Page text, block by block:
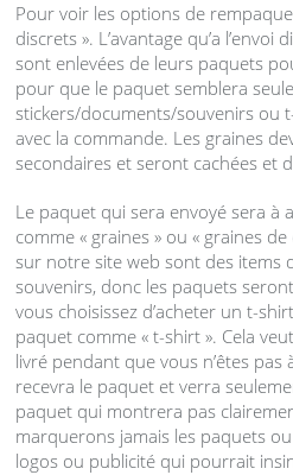
Pour voir les options de
discrets ». L’avantage qu’a l’envoi
sont enlevées de leurs paquets
pour que le paquet semblera
stickers/documents/souvenirs ou
avec la commande. Les graines
secondaires et seront cachées et
Le paquet qui sera envoyé sera à
comme « graines » ou « graines
sur notre site web sont des items
souvenirs, donc les paquets
vous choisissez d’acheter un t-
paquet comme « t-shirt ». Cela
livré pendant que vous n’êtes
recevra le paquet et verra
paquet qui montrera pas
marquerons jamais les paquets
logos ou publicité qui pourrait